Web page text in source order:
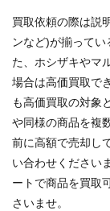
買取依頼の際は説
ンなど)が揃って
た、ホシザキやマ
場合は高価買取で
も高価買取の対象
や同様の商品を複
前に高額で売却し
い合わせください
ートで商品を買取
さいませ。